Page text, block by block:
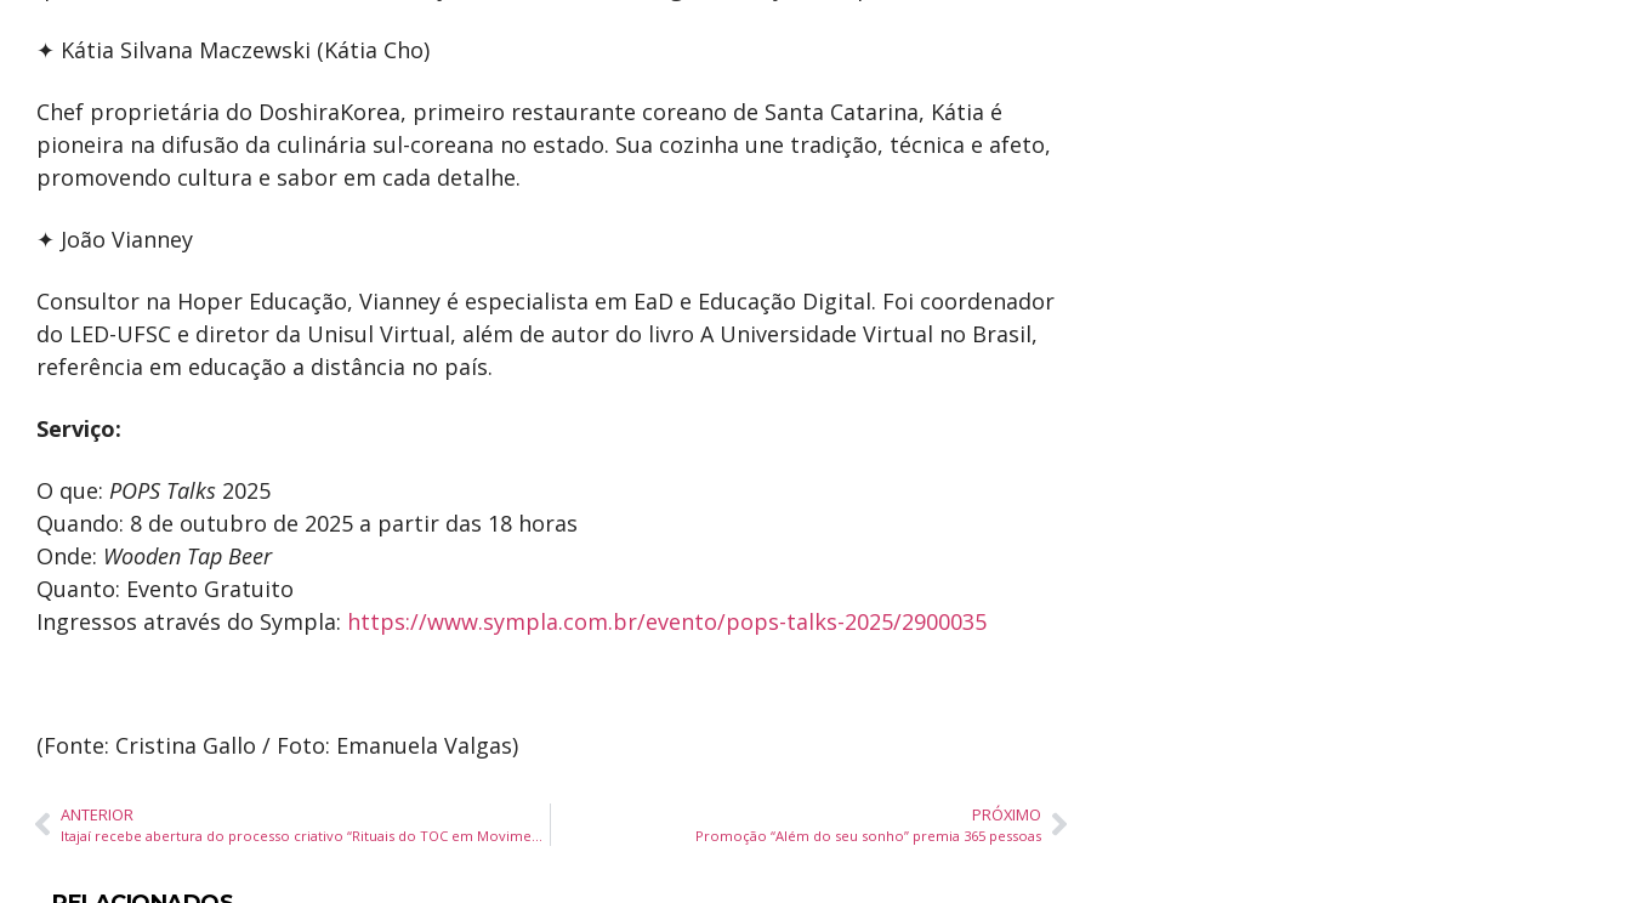
✦ Kátia Silvana Maczewski (Kátia Cho)
Chef proprietária do DoshiraKorea, primeiro restaurante coreano de Santa Catarina, Kátia é
pioneira na difusão da culinária sul-coreana no estado. Sua cozinha une tradição, técnica e afeto,
promovendo cultura e sabor em cada detalhe.
✦ João Vianney
Consultor na Hoper Educação, Vianney é especialista em EaD e Educação Digital. Foi coordenador
do LED-UFSC e diretor da Unisul Virtual, além de autor do livro A Universidade Virtual no Brasil,
referência em educação a distância no país.
Serviço:
O que: POPS Talks 2025
Quando: 8 de outubro de 2025 a partir das 18 horas
Onde: Wooden Tap Beer
Quanto: Evento Gratuito
Ingressos através do Sympla: https://www.sympla.com.br/evento/pops-talks-2025/2900035
(Fonte: Cristina Gallo / Foto: Emanuela Valgas)
ANTERIOR PRÓXIMO
Promoção “Além do seu sonho” premia 365 pessoas